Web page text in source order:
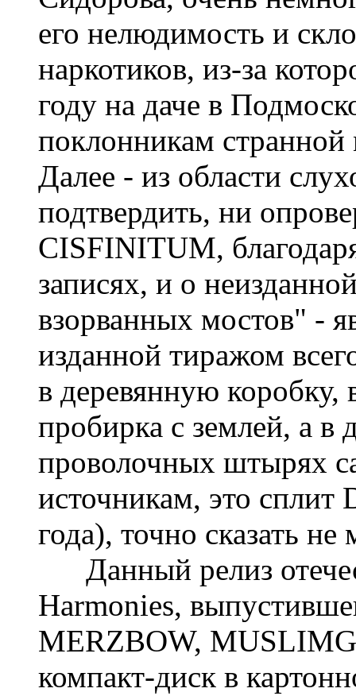
его нелюдимость и
наркотиков, из-за
году на даче в
поклонникам странной
Далее - из области
подтвердить, ни
CISFINITUM,
записях, и о
взорванных мостов" -
изданной тиражом
в деревянную коробку,
пробирка с землей, а в
проволочных штырях
источникам, это
года), точно сказать не
Данный релиз
Harmonies,
MERZBOW,
компакт-диск в